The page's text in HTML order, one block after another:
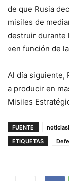
de que Rusia
misiles de
destruir durante
«en función de
Al día siguiente,
a producir en
Misiles
FUENTE
ETIQUETAS